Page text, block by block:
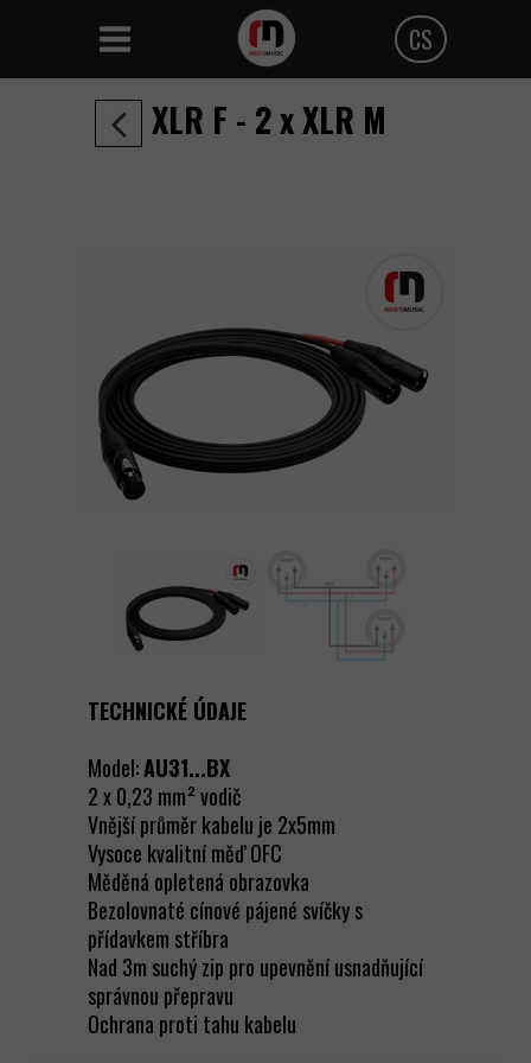
CS
Polski
XLR F - 2 x XLR M
TECHNICKÉ ÚDAJE
Model:AU31...BX
2 x 0,23 mm² vodič
Vnější průměr kabelu je 2x5mm
Vysoce kvalitní měď OFC
Měděná opletená obrazovka
Bezolovnaté cínové pájené svíčky s
přídavkem stříbra
Nad 3m suchý zip pro upevnění usnadňující
správnou přepravu
Ochrana proti tahu kabelu